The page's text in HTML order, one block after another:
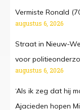
Vermiste Ronald
augustus 6, 2026
Straat in Nieuw-
voor
augustus 6, 2026
‘Als ik zeg dat hij
Ajacieden hopen